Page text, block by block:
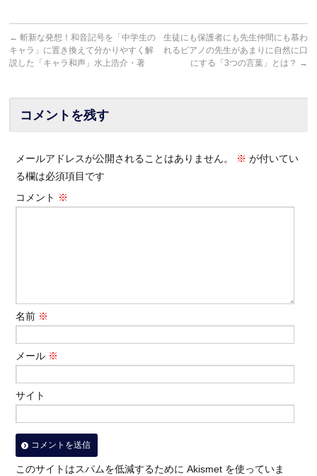
← 斬新な発想！和音記号を「中学生の
キャラ」に置き換えて分かりやすく解
説した「キャラ和声」水上浩介・著
生徒にも保護者にも先生仲間にも慕わ
れるピアノの先生があまりに自然に口
にする「3つの言葉」とは？ →
コメントを残す
メールアドレスが公開されることはありません。 ※ が付いてい
る欄は必須項目です
コメント ※
名前 ※
メール ※
サイト
このサイトはスパムを低減するために Akismet を使っていま